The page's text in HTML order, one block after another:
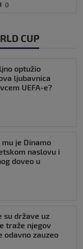
0
CUP
optužio
ljubavnica
UEFA-e?
je Dinamo
naslovu i
doveo u
su države uz
traže njegov
odavno zauzeo